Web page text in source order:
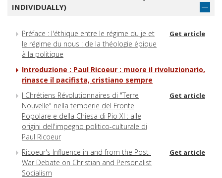
INDIVIDUALLY)
Préface : l'éthique entre le régime du je et
le régime du nous : de la théologie épique
à la politique
Get article
Introduzione : Paul Ricoeur : muore il rivoluzionario,
rinasce il pacifista, cristiano sempre
I Chrétiens Révolutionnaires di "Terre
Nouvelle" nella temperie del Fronte
Popolare e della Chiesa di Pio XI : alle
origini dell'impegno politico-culturale di
Paul Ricoeur
Get article
Ricoeur's Influence in and from the Post-
War Debate on Christian and Personalist
Socialism
Get article